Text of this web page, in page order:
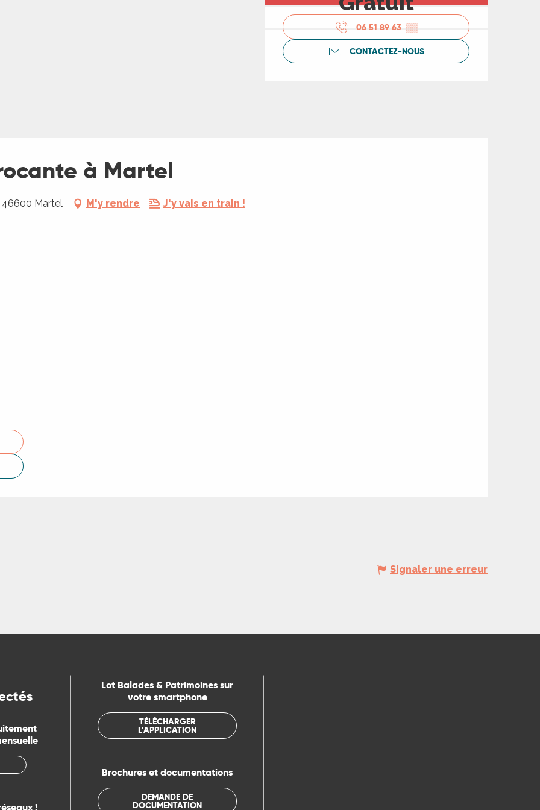
06 51 89 63 ▒▒
CONTACTEZ-NOUS
à Martel
46600 Martel M'y rendre J'y vais en train !
Signaler une erreur
!
Lot Balades & Patrimoines sur
votre smartphone
TÉLÉCHARGER
L'APPLICATION
Brochures et documentations
DEMANDE DE
DOCUMENTATION